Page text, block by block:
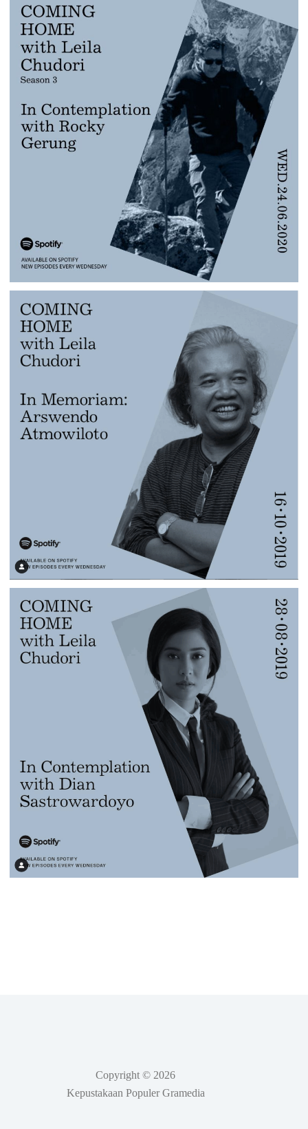
Copyright © 2026
Kepustakaan Populer Gramedia